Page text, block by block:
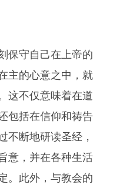
保守自己在上帝的
主的心意之中，就
这不仅意味着在道
包括在信仰和祷告
不断地研读圣经，
意，并在各种生活
。此外，与教会的